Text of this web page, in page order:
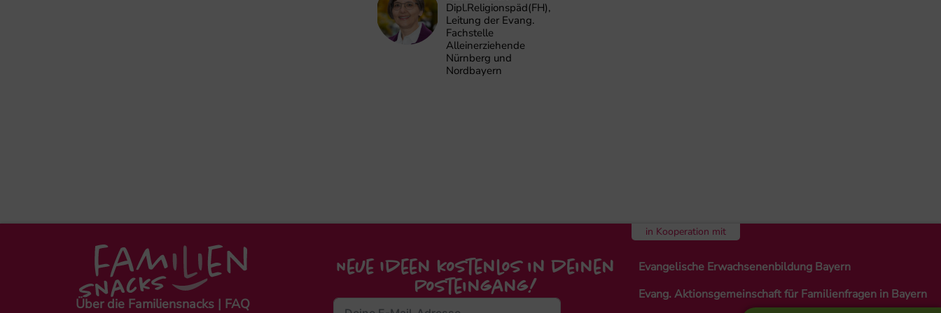
Dipl.Religionspäd(FH),
Leitung der Evang.
Fachstelle
Alleinerziehende
Nürnberg und
Nordbayern
Über die Familiensnacks | FAQ
Neue Ideen kostenlos in deinen
Posteingang!
in Kooperation mit
Evangelische Erwachsenenbildung Bayern
Evang. Aktionsgemeinschaft für Familienfragen in Bayern